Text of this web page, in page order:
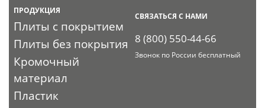
ПРОДУКЦИЯ
Плиты с покрытием
Плиты без покрытия
Кромочный
материал
Пластик
СВЯЗАТЬСЯ С НАМИ
8 (800) 550-44-66
Звонок по России бесплатный